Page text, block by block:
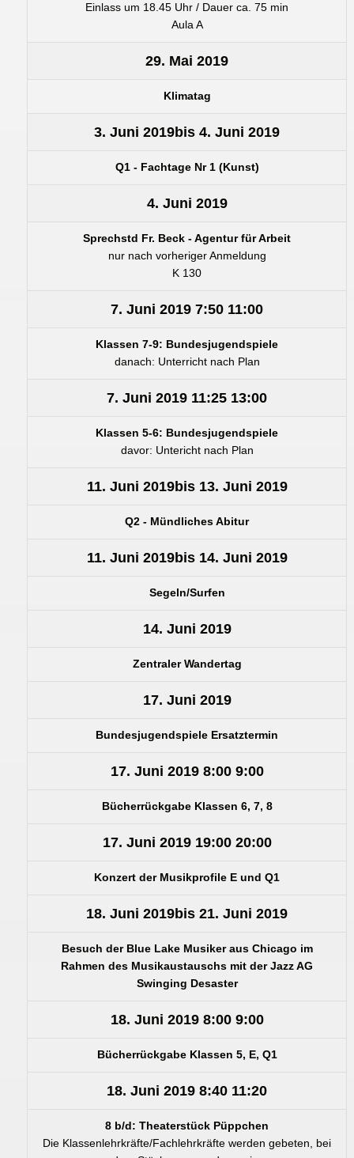
Einlass um 18.45 Uhr / Dauer ca. 75 min
Aula A
29. Mai 2019
Klimatag
3. Juni 2019bis 4. Juni 2019
Q1 - Fachtage Nr 1 (Kunst)
4. Juni 2019
Sprechstd Fr. Beck - Agentur für Arbeit
nur nach vorheriger Anmeldung
K 130
7. Juni 2019 7:50 11:00
Klassen 7-9: Bundesjugendspiele
danach: Unterricht nach Plan
7. Juni 2019 11:25 13:00
Klassen 5-6: Bundesjugendspiele
davor: Untericht nach Plan
11. Juni 2019bis 13. Juni 2019
Q2 - Mündliches Abitur
11. Juni 2019bis 14. Juni 2019
Segeln/Surfen
14. Juni 2019
Zentraler Wandertag
17. Juni 2019
Bundesjugendspiele Ersatztermin
17. Juni 20198:00 9:00
Bücherrückgabe Klassen 6, 7, 8
17. Juni 201919:00 20:00
Konzert der Musikprofile E und Q1
18. Juni 2019bis 21. Juni 2019
Besuch der Blue Lake Musiker aus Chicago im
Rahmen des Musikaustauschs mit der Jazz AG
Swinging Desaster
18. Juni 20198:00 9:00
Bücherrückgabe Klassen 5, E, Q1
18. Juni 2019 8:40 11:20
8 b/d: Theaterstück Püppchen
Die Klassenlehrkräfte/Fachlehrkräfte werden gebeten, bei